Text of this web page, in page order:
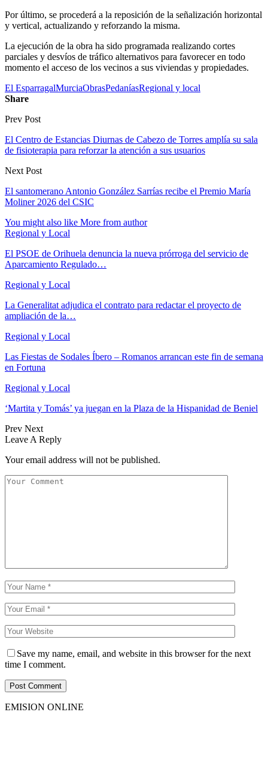
Por último, se procederá a la reposición de la señalización horizontal
y vertical, actualizando y reforzando la misma.
La ejecución de la obra ha sido programada realizando cortes
parciales y desvíos de tráfico alternativos para favorecer en todo
momento el acceso de los vecinos a sus viviendas y propiedades.
El EsparragalMurciaObrasPedaníasRegional y local
Share
Prev Post
El Centro de Estancias Diurnas de Cabezo de Torres amplía su sala
de fisioterapia para reforzar la atención a sus usuarios
Next Post
El santomerano Antonio González Sarrías recibe el Premio María
Moliner 2026 del CSIC
You might also like More from author
Regional y Local
El PSOE de Orihuela denuncia la nueva prórroga del servicio de
Aparcamiento Regulado…
Regional y Local
La Generalitat adjudica el contrato para redactar el proyecto de
ampliación de la…
Regional y Local
Las Fiestas de Sodales Íbero – Romanos arrancan este fin de semana
en Fortuna
Regional y Local
‘Martita y Tomás’ ya juegan en la Plaza de la Hispanidad de Beniel
Prev Next
Leave A Reply
Your email address will not be published.
Save my name, email, and website in this browser for the next
time I comment.
EMISION ONLINE